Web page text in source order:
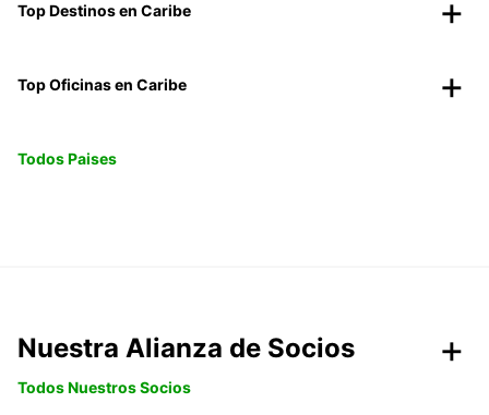
Top Destinos en Caribe
Top Oficinas en Caribe
Todos Paises
Nuestra Alianza de Socios
Todos Nuestros Socios